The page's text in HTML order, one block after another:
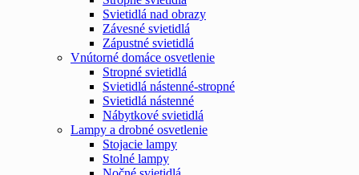
Svietidlá nad obrazy
Závesné svietidlá
Zápustné svietidlá
Vnútorné domáce osvetlenie
Stropné svietidlá
Svietidlá nástenné-stropné
Svietidlá nástenné
Nábytkové svietidlá
Lampy a drobné osvetlenie
Stojacie lampy
Stolné lampy